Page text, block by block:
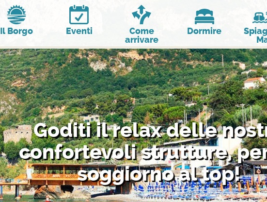
Goditi il relax delle
confortevoli strutture,
soggiorno al top!
Il Borgo Eventi
Come
arrivare
Dormire